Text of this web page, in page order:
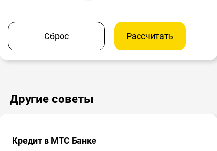
Сброс Рассчитать
Другие советы
Кредит в МТС Банке